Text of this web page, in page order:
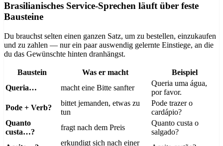
Brasilianisches Service-Sprechen läuft über feste
Bausteine
Du brauchst selten einen ganzen Satz, um zu bestellen, einzukaufen
und zu zahlen — nur ein paar auswendig gelernte Einstiege, an die
du das Gewünschte hinten dranhängst.
Baustein Was er macht
Beispiel
Queria…
macht eine Bitte sanfter
Queria uma água,
por favor.
Pode + Verb?
bittet jemanden, etwas zu
tun
Pode trazer o
cardápio?
Quanto
custa…?
fragt nach dem Preis
Quanto custa o
salgado?
erkundigt sich nach einer